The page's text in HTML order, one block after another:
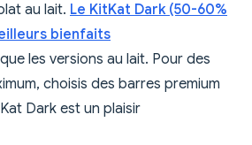
au lait. Le KitKat Dark (50-60%
bienfaits
que les versions au lait. Pour des
choisis des barres premium
Dark est un plaisir